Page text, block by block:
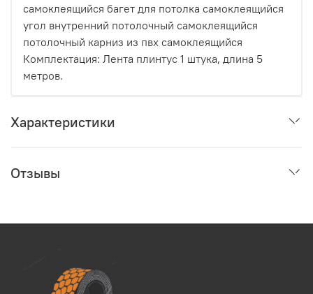
самоклеящийся багет для потолка самоклеящийся
угол внутренний потолочный самоклеящийся
потолочный карниз из пвх самоклеящийся
Комплектация: Лента плинтус 1 штука, длина 5
метров.
Характеристики
Отзывы